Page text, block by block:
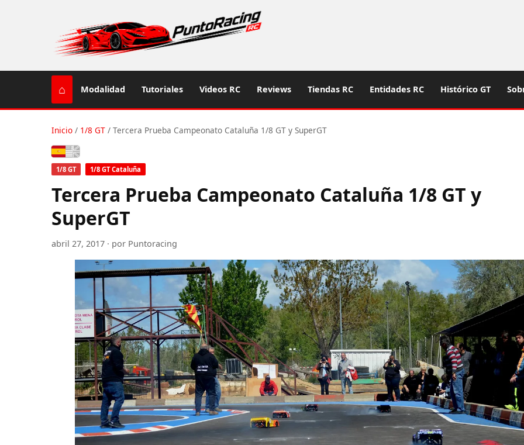
⌂ Modalidad Tutoriales Videos RC Reviews Tiendas RC Entidades RC Histórico GT
Inicio / 1/8 GT / Tercera Prueba Campeonato Cataluña 1/8 GT y SuperGT
Español
1/8 GT 1/8 GT Cataluña
Tercera Prueba Campeonato Cataluña 1/8 GT y
SuperGT
abril 27, 2017 · por Puntoracing